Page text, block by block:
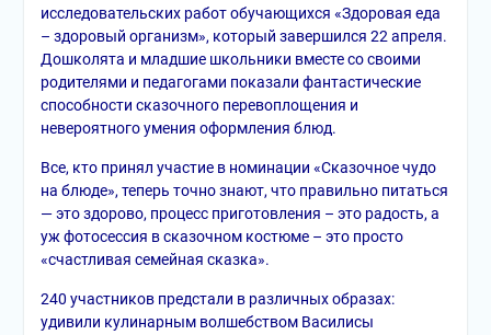
исследовательских работ обучающихся «Здоровая еда
– здоровый организм», который завершился 22 апреля.
Дошколята и младшие школьники вместе со своими
родителями и педагогами показали фантастические
способности сказочного перевоплощения и
невероятного умения оформления блюд.
Все, кто принял участие в номинации «Сказочное чудо
на блюде», теперь точно знают, что правильно питаться
— это здорово, процесс приготовления – это радость, а
уж фотосессия в сказочном костюме – это просто
«счастливая семейная сказка».
240 участников предстали в различных образах:
удивили кулинарным волшебством Василисы